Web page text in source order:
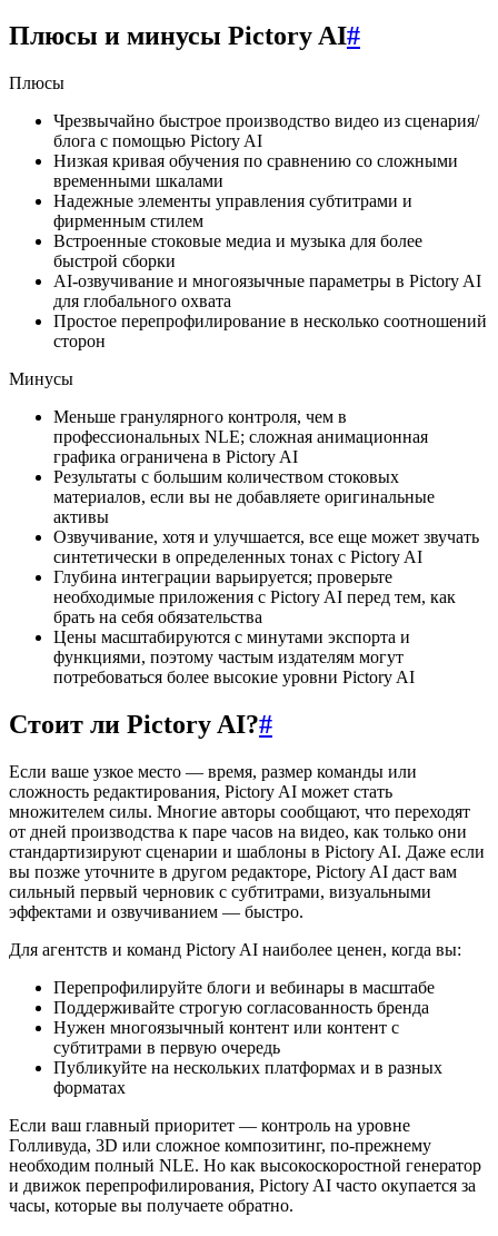
Плюсы и минусы Pictory AI#
Плюсы
Чрезвычайно быстрое производство видео из сценария/
блога с помощью Pictory AI
Низкая кривая обучения по сравнению со сложными
временными шкалами
Надежные элементы управления субтитрами и
фирменным стилем
Встроенные стоковые медиа и музыка для более
быстрой сборки
AI-озвучивание и многоязычные параметры в Pictory AI
для глобального охвата
Простое перепрофилирование в несколько соотношений
сторон
Минусы
Меньше гранулярного контроля, чем в
профессиональных NLE; сложная анимационная
графика ограничена в Pictory AI
Результаты с большим количеством стоковых
материалов, если вы не добавляете оригинальные
активы
Озвучивание, хотя и улучшается, все еще может звучать
синтетически в определенных тонах с Pictory AI
Глубина интеграции варьируется; проверьте
необходимые приложения с Pictory AI перед тем, как
брать на себя обязательства
Цены масштабируются с минутами экспорта и
функциями, поэтому частым издателям могут
потребоваться более высокие уровни Pictory AI
Стоит ли Pictory AI?#
Если ваше узкое место — время, размер команды или
сложность редактирования, Pictory AI может стать
множителем силы. Многие авторы сообщают, что переходят
от дней производства к паре часов на видео, как только они
стандартизируют сценарии и шаблоны в Pictory AI. Даже если
вы позже уточните в другом редакторе, Pictory AI даст вам
сильный первый черновик с субтитрами, визуальными
эффектами и озвучиванием — быстро.
Для агентств и команд Pictory AI наиболее ценен, когда вы:
Перепрофилируйте блоги и вебинары в масштабе
Поддерживайте строгую согласованность бренда
Нужен многоязычный контент или контент с
субтитрами в первую очередь
Публикуйте на нескольких платформах и в разных
форматах
Если ваш главный приоритет — контроль на уровне
Голливуда, 3D или сложное композитинг, по-прежнему
необходим полный NLE. Но как высокоскоростной генератор
и движок перепрофилирования, Pictory AI часто окупается за
часы, которые вы получаете обратно.